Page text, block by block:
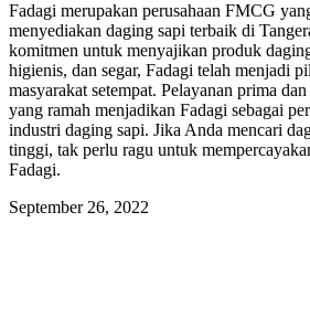
Fadagi merupakan perusahaan FMCG
menyediakan daging sapi terbaik di
komitmen untuk menyajikan produk
higienis, dan segar, Fadagi telah menjadi
masyarakat setempat. Pelayanan prima
yang ramah menjadikan Fadagi sebagai
industri daging sapi. Jika Anda mencari
tinggi, tak perlu ragu untuk
Fadagi.
September 26, 2022